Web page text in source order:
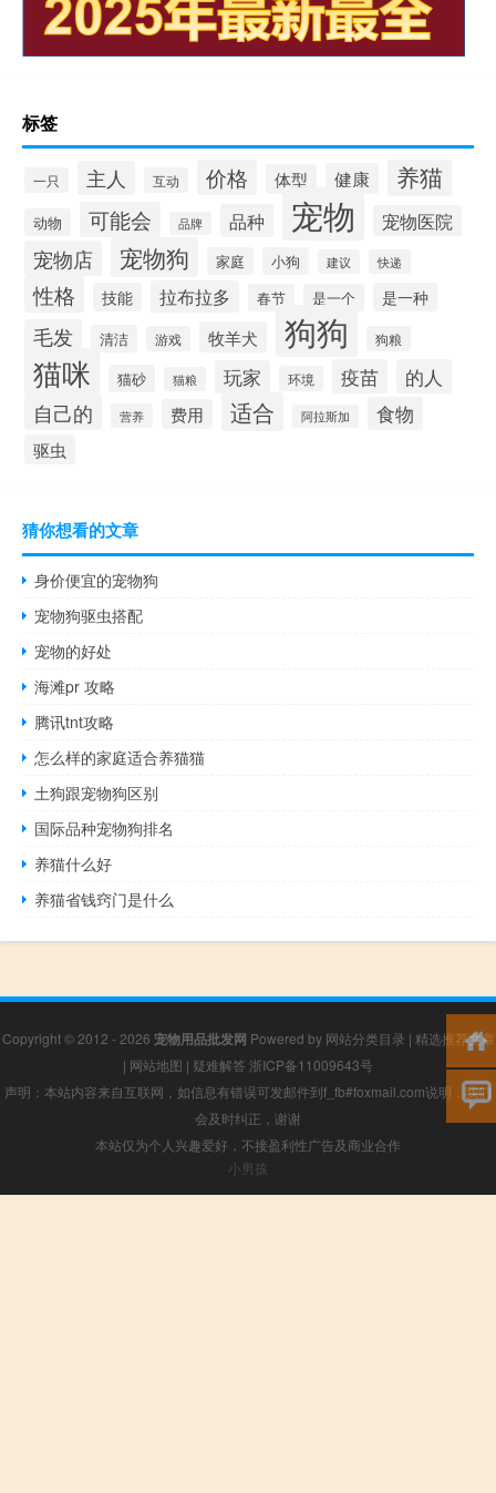
标签
一只 主人 互动 价格 体型 健康 养猫
动物 可能会 品牌 品种 宠物 宠物医院
宠物店 宠物狗 家庭 小狗 建议 快递
性格 技能 拉布拉多 春节 是一个 是一种
毛发 清洁 游戏 牧羊犬 狗狗 狗粮
猫咪 猫砂 猫粮 玩家 环境 疫苗 的人
自己的 营养 费用 适合 阿拉斯加 食物
驱虫
猜你想看的文章
身价便宜的宠物狗
宠物狗驱虫搭配
宠物的好处
海滩pr 攻略
腾讯tnt攻略
怎么样的家庭适合养猫猫
土狗跟宠物狗区别
国际品种宠物狗排名
养猫什么好
养猫省钱窍门是什么
Copyright © 2012 - 2026 宠物用品批发网 Powered by 网站分类目录 | 精选推荐文章
| 网站地图 | 疑难解答 浙ICP备11009643号
声明：本站内容来自互联网，如信息有错误可发邮件到f_fb#foxmail.com说明，我们
会及时纠正，谢谢
本站仅为个人兴趣爱好，不接盈利性广告及商业合作
小男孩